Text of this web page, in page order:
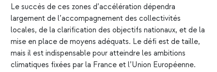
Le succès de ces zones d’accélération dépendra
largement de l’accompagnement des collectivités
locales, de la clarification des objectifs nationaux, et de la
mise en place de moyens adéquats. Le défi est de taille,
mais il est indispensable pour atteindre les ambitions
climatiques fixées par la France et l’Union Européenne.